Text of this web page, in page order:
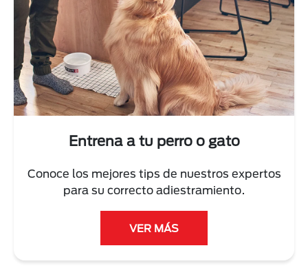
Next
Entrena a tu perro o gato
Conoce los mejores tips de nuestros expertos
para su correcto adiestramiento.
VER MÁS